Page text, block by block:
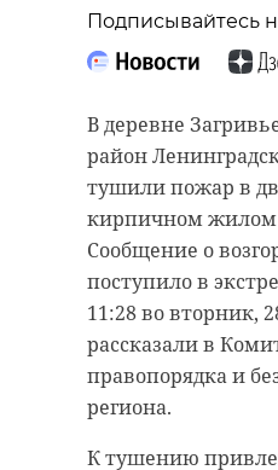
Подписывайтесь
В деревне
район
тушили пожар в
кирпичном жилом
Сообщение о
поступило в
11:28 во вторник,
рассказали в
правопорядка и
региона.
К тушению
отходами,
жителей и
области",